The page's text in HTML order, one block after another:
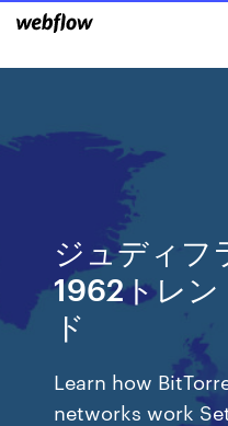
ジュディフ
1962トレ
ド
Learn how
networks work